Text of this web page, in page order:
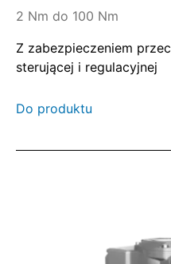
2 Nm do 100 Nm
Z zabezpieczeniem
sterującej i regulacyjnej
Do produktu